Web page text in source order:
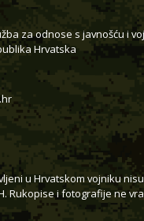
za odnose s javnošću i
Hrvatska
u Hrvatskom vojniku
Rukopise i fotografije ne